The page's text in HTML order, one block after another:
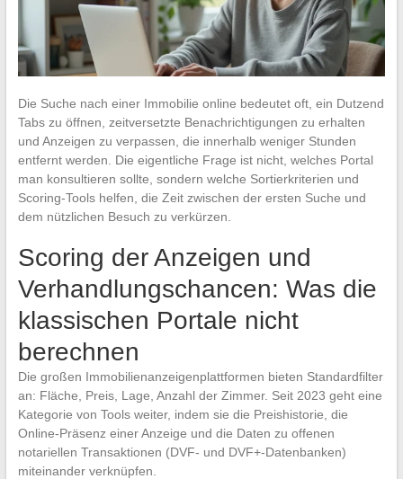
Die Suche nach einer Immobilie online bedeutet oft, ein Dutzend
Tabs zu öffnen, zeitversetzte Benachrichtigungen zu erhalten
und Anzeigen zu verpassen, die innerhalb weniger Stunden
entfernt werden. Die eigentliche Frage ist nicht, welches Portal
man konsultieren sollte, sondern welche Sortierkriterien und
Scoring-Tools helfen, die Zeit zwischen der ersten Suche und
dem nützlichen Besuch zu verkürzen.
Scoring der Anzeigen und
Verhandlungschancen: Was die
klassischen Portale nicht
berechnen
Die großen Immobilienanzeigenplattformen bieten Standardfilter
an: Fläche, Preis, Lage, Anzahl der Zimmer. Seit 2023 geht eine
Kategorie von Tools weiter, indem sie die Preishistorie, die
Online-Präsenz einer Anzeige und die Daten zu offenen
notariellen Transaktionen (DVF- und DVF+-Datenbanken)
miteinander verknüpfen.